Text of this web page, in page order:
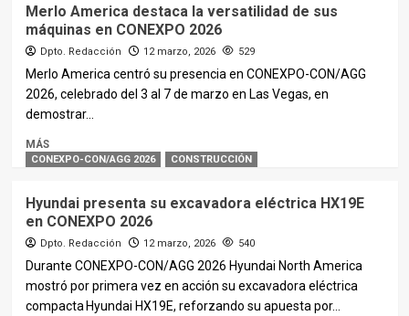
Merlo America destaca la versatilidad de sus
máquinas en CONEXPO 2026
Dpto. Redacción 12 marzo, 2026 529
Merlo America centró su presencia en CONEXPO-CON/AGG
2026, celebrado del 3 al 7 de marzo en Las Vegas, en
demostrar...
MÁS
CONEXPO-CON/AGG 2026 CONSTRUCCIÓN
Hyundai presenta su excavadora eléctrica HX19E
en CONEXPO 2026
Dpto. Redacción 12 marzo, 2026 540
Durante CONEXPO-CON/AGG 2026 Hyundai North America
mostró por primera vez en acción su excavadora eléctrica
compacta Hyundai HX19E, reforzando su apuesta por...